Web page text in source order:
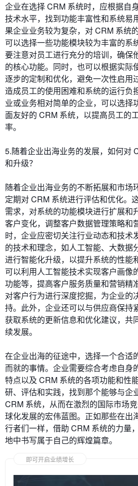
企业在选择 CRM 系统时，应根据自
技术水平，找到功能丰富性和系统易
果企业业务较为复杂，对 CRM 系统
可以选择一些功能模块较为丰富的系
要注意对员工进行充分的培训，确保
的核心功能。同时，也可以根据实际
逐步的定制和优化，避免一次性启用
造成员工的使用困难和系统的运行负
业或业务相对简单的企业，可以选择
面友好的 CRM 系统，以提高员工的
率。
5.随着企业出海业务的发展，如何对
和升级？
随着企业出海业务的不断拓展和市场
定期对 CRM 系统进行评估和优化。
需求，对系统的功能模块进行扩展和
客户变化，调整客户数据管理策略和
时，企业应密切关注行业动态和技术
的技术和理念，如人工智能、大数据
进行智能化升级，以提升系统的性能
可以利用人工智能技术实现客户画像
功能等，提高客户服务质量和营销精
对客户行为进行深度挖掘，为企业的
持。此外，企业还可以与供应商保持
获取系统的更新信息和优化建议，共
续发展。
在企业出海的征途中，选择一个合适
而就的事情。企业需要综合考虑自身
特点以及 CRM 系统的各项功能和性
研、评估和实践，找到那个能够与企
CRM 系统，从而在激烈的国际市场
球化发展的宏伟蓝图。正如那些在出
行者们一样，借助 CRM 系统的力量
地中书写属于自己的辉煌篇章。
即可开启业绩增长